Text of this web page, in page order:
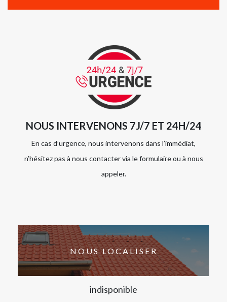
NOUS INTERVENONS 7J/7 ET 24H/24
En cas d’urgence, nous intervenons dans l’immédiat,
n’hésitez pas à nous contacter via le formulaire ou à nous
appeler.
NOUS LOCALISER
indisponible